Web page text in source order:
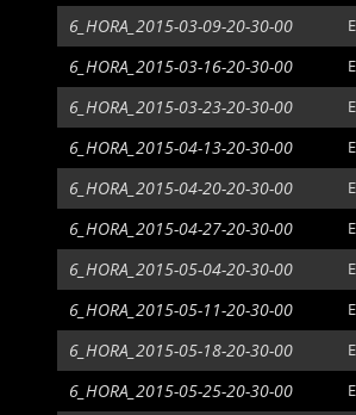
6_HORA_2015-03-09-20-30-00
6_HORA_2015-03-16-20-30-00
6_HORA_2015-03-23-20-30-00
6_HORA_2015-04-13-20-30-00
6_HORA_2015-04-20-20-30-00
6_HORA_2015-04-27-20-30-00
6_HORA_2015-05-04-20-30-00
6_HORA_2015-05-11-20-30-00
6_HORA_2015-05-18-20-30-00
6_HORA_2015-05-25-20-30-00